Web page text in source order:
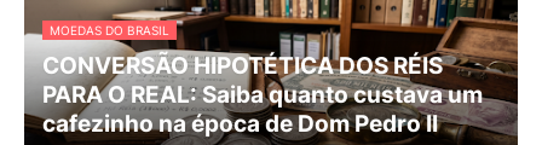
MOEDAS DO BRASIL
CONVERSÃO HIPOTÉTICA DOS RÉIS
PARA O REAL: Saiba quanto custava um
cafezinho na época de Dom Pedro II